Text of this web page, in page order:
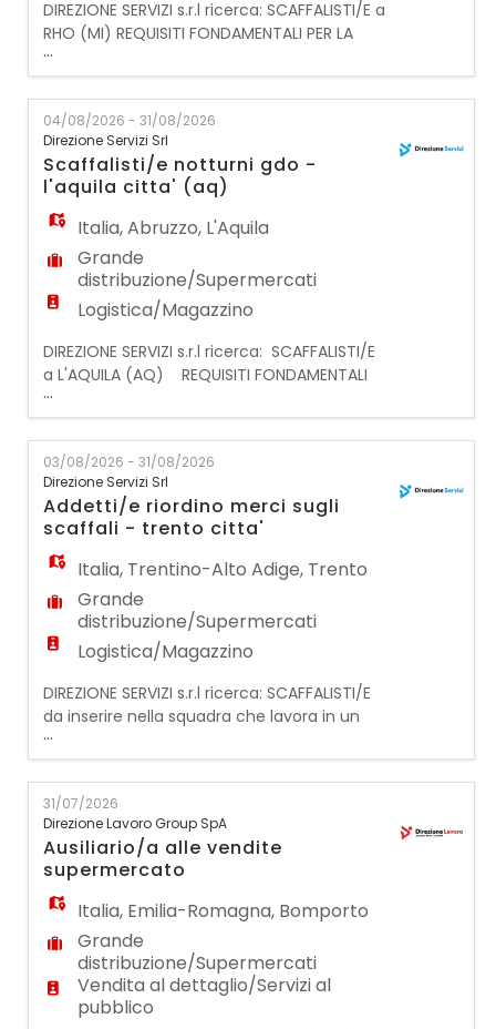
DIREZIONE SERVIZI s.r.l ricerca: SCAFFALISTI/E a
RHO (MI) REQUISITI FONDAMENTALI PER LA
CANDIDATURA: - Preferibilmente esperienza
pregressa nella mansione presso la G.D.O; -
DISPONIBILITA' IMMEDIATA e flessibilità oraria;
- AUTOMUNITI o domicilio a RHO (MI); -
preferibilmente conoscenza dell'utilizzo del
transpallet; - Capacità di lavorare in tea
...
04/08/2026 - 31/08/2026
Direzione Servizi Srl
Scaffalisti/e notturni gdo -
l'aquila citta' (aq)
Italia,Abruzzo, L'Aquila
Grande
distribuzione/Supermercati
Logistica/Magazzino
DIREZIONE SERVIZI s.r.l ricerca: SCAFFALISTI/E
a L'AQUILA (AQ) REQUISITI FONDAMENTALI
PER LA CANDIDATURA: - Preferibilmente
esperienza pregressa nella mansione presso
la G.D.O; - DISPONIBILITA' IMMEDIATA e
flessibilità oraria; - Domicilio in L'Aquila città
o auto/motomuniti; - Capacità di lavorare
in team, gestione dello stress, dinamismo
...
03/08/2026 - 31/08/2026
Direzione Servizi Srl
Addetti/e riordino merci sugli
scaffali - trento citta'
Italia, Trentino-Alto Adige, Trento
Grande
distribuzione/Supermercati
Logistica/Magazzino
DIREZIONE SERVIZI s.r.l ricerca: SCAFFALISTI/E
da inserire nella squadra che lavora in un
supermercato a Trento (Via Maccani).
REQUISITI FONDAMENTALI PER LA
CANDIDATURA: - Preferibilmente esperienza
pregressa nella mansione presso la G.D.O; -
DISPONIBILITA' IMMEDIATA e flessibilità oraria;
- Domicilio in Trento città o essere
auto/motomuniti
...
31/07/2026
Direzione Lavoro Group SpA
Ausiliario/a alle vendite
supermercato
Italia, Emilia-Romagna, Bomporto
Grande
distribuzione/Supermercati
Vendita al dettaglio/Servizi al
pubblico